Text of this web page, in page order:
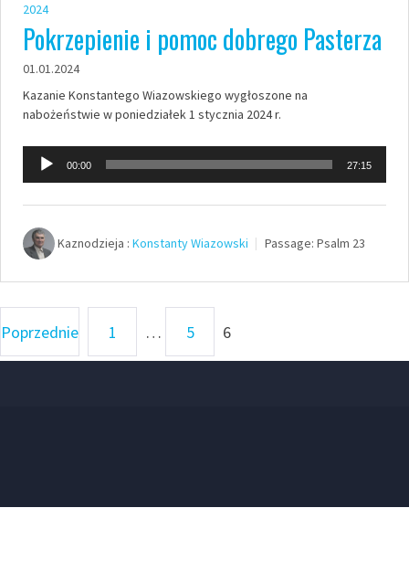
2024
Pokrzepienie i pomoc dobrego Pasterza
01.01.2024
Kazanie Konstantego Wiazowskiego wygłoszone na
nabożeństwie w poniedziałek 1 stycznia 2024 r.
Odtwarzacz
plików
dźwiękowych
00:00 27:15
Kaznodzieja : Konstanty Wiazowski Passage: Psalm 23
Stronicowanie
wpisów
Poprzednie 1 … 5 6